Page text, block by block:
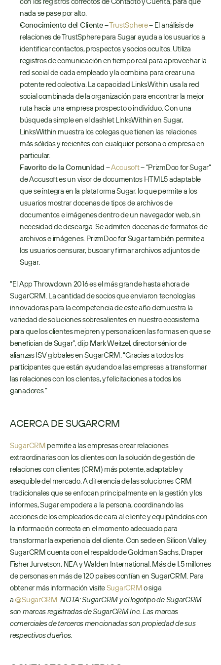
nada se pase por alto.
Conocimiento del Cliente – TrustSphere – El análisis de
relaciones de TrustSphere para Sugar ayuda a los usuarios a
identificar contactos, prospectos y socios ocultos. Utiliza
registros de comunicación en tiempo real para aprovechar la
red social de cada empleado y la combina para crear una
potente red colectiva. La capacidad LinksWithin usa la red
social combinada de la organización para encontrar la mejor
ruta hacia una empresa prospecto o individuo. Con una
búsqueda simple en el dashlet LinksWithin en Sugar,
LinksWithin muestra los colegas que tienen las relaciones
más sólidas y recientes con cualquier persona o empresa en
particular.
Favorito de la Comunidad – Accusoft – “PrizmDoc for Sugar”
de Accusoft es un visor de documentos HTML5 adaptable
que se integra en la plataforma Sugar, lo que permite a los
usuarios mostrar docenas de tipos de archivos de
documentos e imágenes dentro de un navegador web, sin
necesidad de descarga. Se admiten docenas de formatos de
archivos e imágenes. PrizmDoc for Sugar también permite a
los usuarios censurar, buscar y firmar archivos adjuntos de
Sugar.
“El App Throwdown 2016 es el más grande hasta ahora de
SugarCRM. La cantidad de socios que enviaron tecnologías
innovadoras para la competencia de este año demuestra la
variedad de soluciones sobresalientes en nuestro ecosistema
para que los clientes mejoren y personalicen las formas en que se
benefician de Sugar”, dijo Mark Weitzel, director sénior de
alianzas ISV globales en SugarCRM. “Gracias a todos los
participantes que están ayudando a las empresas a transformar
las relaciones con los clientes, y felicitaciones a todos los
ganadores.”
ACERCA DE SUGARCRM
SugarCRM permite a las empresas crear relaciones
extraordinarias con los clientes con la solución de gestión de
relaciones con clientes (CRM) más potente, adaptable y
asequible del mercado. A diferencia de las soluciones CRM
tradicionales que se enfocan principalmente en la gestión y los
informes, Sugar empodera a la persona, coordinando las
acciones de los empleados de cara al cliente y equipándolos con
la información correcta en el momento adecuado para
transformar la experiencia del cliente. Con sede en Silicon Valley,
SugarCRM cuenta con el respaldo de Goldman Sachs, Draper
Fisher Jurvetson, NEA y Walden International. Más de 1,5 millones
de personas en más de 120 países confían en SugarCRM. Para
obtener más información visite SugarCRM o siga
a @SugarCRM. NOTA: SugarCRM y el logotipo de SugarCRM
son marcas registradas de SugarCRM Inc. Las marcas
comerciales de terceros mencionadas son propiedad de sus
respectivos dueños.